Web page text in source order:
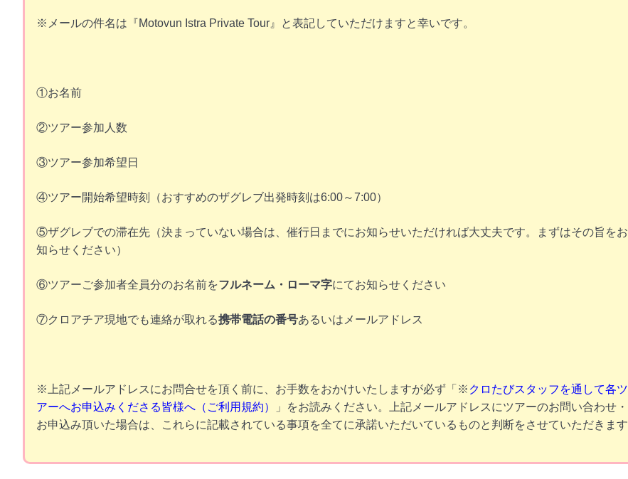
※メールの件名は『Motovun Istra Private Tour』と表記していただけますと幸いです。
①お名前
②ツアー参加人数
③ツアー参加希望日
④ツアー開始希望時刻（おすすめのザグレブ出発時刻は6:00～7:00）
⑤ザグレブでの滞在先（決まっていない場合は、催行日までにお知らせいただければ大丈夫です。まずはその旨をお
知らせください）
⑥ツアーご参加者全員分のお名前をフルネーム・ローマ字にてお知らせください
⑦クロアチア現地でも連絡が取れる携帯電話の番号あるいはメールアドレス
※上記メールアドレスにお問合せを頂く前に、お手数をおかけいたしますが必ず「※ クロたびスタッフを通して各ツ
アーへお申込みくださる皆様へ（ご利用規約）
」をお読みください。上記メールアドレスにツアーのお問い合わせ・
お申込み頂いた場合は、これらに記載されている事項を全てに承諾いただいているものと判断をさせていただきます